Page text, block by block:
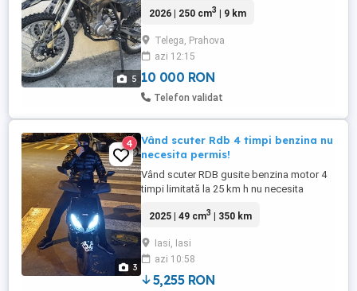
5
pentru mine Este destul de puternic Se
dețin factura pe numele meu Preț 100 mil
2026 | 250 cm3 | 9 km
Telega, Prahova
azi 12:15
10 000 RON
Telefon validat
3
4
Vând scuter Rdb 4 timpi benzina nu
necesita permis!
Vând scuter RDB gusite benzina motor 4
timpi limitată la 25 km h nu necesita
2025 euro 5+ consum 2.6 L la 100 km mai
2025 | 49 cm3 | 350 km
Iasi, Iasi
azi 10:58
5,255 RON